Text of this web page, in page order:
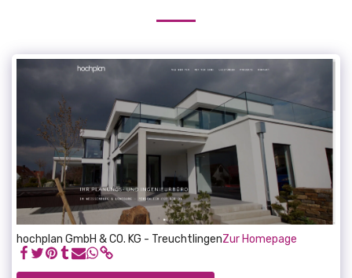
hochplan GmbH & CO. KG - TreuchtlingenZur Homepage